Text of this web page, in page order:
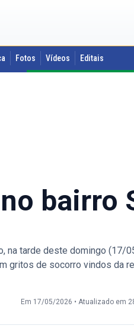
Fotos Vídeos Editais
bairro
na tarde deste domingo (17/
gritos de socorro vindos da
Em 17/05/2026 • Atualizado em